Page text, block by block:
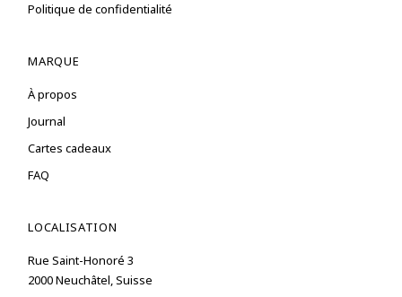
Politique de confidentialité
MARQUE
À propos
Journal
Cartes cadeaux
FAQ
LOCALISATION
Rue Saint-Honoré 3
2000 Neuchâtel, Suisse